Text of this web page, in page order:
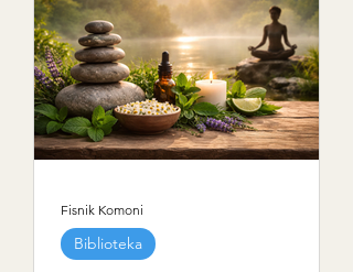
Biblioteka
Fisnik Komoni